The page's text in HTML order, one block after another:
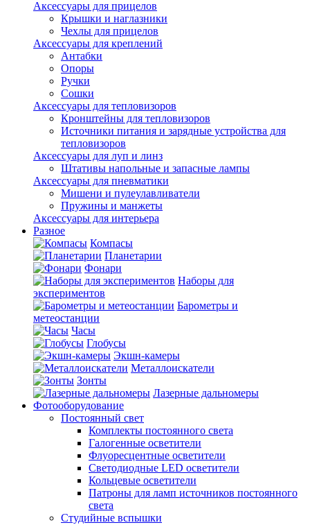
Аксессуары для прицелов
Крышки и наглазники
Чехлы для прицелов
Аксессуары для креплений
Антабки
Опоры
Ручки
Сошки
Аксессуары для тепловизоров
Кронштейны для тепловизоров
Источники питания и зарядные устройства для
тепловизоров
Аксессуары для луп и линз
Штативы напольные и запасные лампы
Аксессуары для пневматики
Мишени и пулеулавливатели
Пружины и манжеты
Аксессуары для интерьера
Разное
Компасы
Планетарии
Фонари
Наборы для
экспериментов
Барометры и
метеостанции
Часы
Глобусы
Экшн-камеры
Металлоискатели
Зонты
Лазерные дальномеры
Фотооборудование
Постоянный свет
Комплекты постоянного света
Галогенные осветители
Флуоресцентные осветители
Светодиодные LED осветители
Кольцевые осветители
Патроны для ламп источников постоянного
света
Студийные вспышки